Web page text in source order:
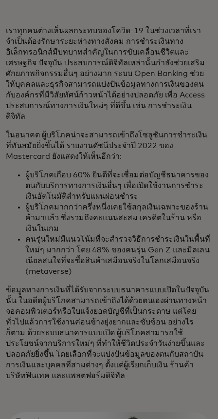
เราทุกคนต่างเห็นผลกระทบของโควิด-19 ในช่วงเวลาที่เรา
จำเป็นต้องรักษาระยะห่างทางสังคม การชำระเงินทาง
อิเล็กทรอนิกส์มีบทบาทสำคัญในการขับเคลื่อนชีวิตและ
เศรษฐกิจ ปัจจุบัน ประสบการณ์ดิจิทัลเหล่านั้นกำลังช่วยเสริม
ศักยภาพกิจกรรมอื่นๆ อย่างมาก ระบบ Open Banking ช่วย
ให้บุคคลและธุรกิจสามารถแบ่งปันข้อมูลทางการเงินของตน
กับองค์กรที่มีวิสัยทัศน์ก้าวหน้าได้อย่างปลอดภัย เพื่อ Access
ประสบการณ์ทางการเงินใหม่ๆ ที่ดีขึ้น เช่น การชำระเงิน
ดิจิทัล
ในอนาคต ผู้บริโภคน่าจะสามารถเข้าถึงโซลูชันการชำระเงิน
ที่ทันสมัยยิ่งขึ้นได้ รายงานดัชนีประจำปี 2022 ของ
Mastercard ยังแสดงให้เห็นอีกว่า:
ผู้บริโภคเกือบ 60% ยินดีที่จะเชื่อมต่อบัญชีธนาคารของ
ตนกับบริการทางการเงินอื่นๆ เพื่อเปิดใช้งานการชำระ
เงินอัตโนมัติสำหรับแผนผ่อนชำระ
ผู้บริโภคมากกว่าครึ่งหนึ่งเคยใช้สกุลเงินเฉพาะของร้าน
ค้ามาแล้ว ซึ่งรวมถึงคะแนนสะสม เครดิตในร้าน หรือ
เงินในเกม
คนรุ่นใหม่มีแนวโน้มที่จะสำรวจวิธีการชำระเงินในพื้นที่
ใหม่ๆ มากกว่า โดย 48% ของคนรุ่น Gen Z และมิลเลน
เนียลสนใจที่จะซื้อสินค้าเสมือนจริงในโลกเสมือนจริง
(metaverse)
ข้อมูลทางการเงินที่ได้รับจากระบบธนาคารแบบเปิดในปัจจุบัน
นั้น ในอดีตผู้บริโภคสามารถเข้าถึงได้ด้วยตนเองผ่านทางหน้า
จอคอมพิวเตอร์หรือใบแจ้งยอดบัญชีที่เป็นกระดาษ แต่โดย
ทั่วไปแล้วการใช้งานค่อนข้างยุ่งยากและซับซ้อน อย่างไร
ก็ตาม ด้วยระบบธนาคารแบบเปิด ผู้บริโภคสามารถใช้
ประโยชน์จากบริการใหม่ๆ ที่ทำให้ชีวิตประจำวันง่ายขึ้นและ
ปลอดภัยยิ่งขึ้น โดยเลือกที่จะแบ่งปันข้อมูลของตนกับสถาบัน
การเงินและบุคคลที่สามต่างๆ ตั้งแต่ผู้เรียกเก็บเงิน ร้านค้า
บริษัทฟินเทค และแพลตฟอร์มดิจิทัล